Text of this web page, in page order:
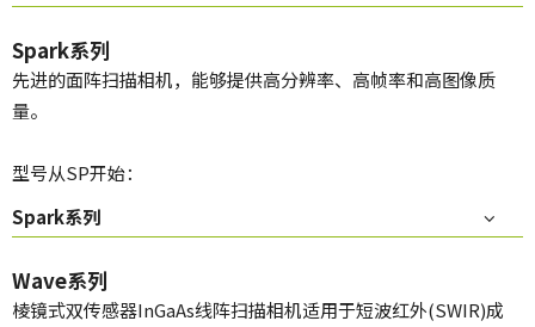
Spark系列
先进的面阵扫描相机，能够提供高分辨率、高帧率和高图像质
量。
型号从SP开始：
Spark系列
Wave系列
棱镜式双传感器InGaAs线阵扫描相机适用于短波红外(SWIR)成